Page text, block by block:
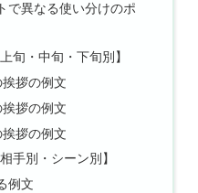
で異なる使い分けのポ
旬・中旬・下旬別】
拶の例文
拶の例文
拶の例文
手別・シーン別】
例文